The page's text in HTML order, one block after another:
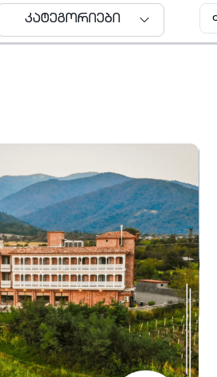
კატეგორიები